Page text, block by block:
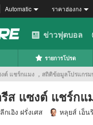
Automatic ราคาฮ่องกง
ข่าวฟุตบอล
รายการโปรด
ต์ แชร์กแมง ，สถิติข้อมูลโปรแกร
ส แซงต์ แชร์กแ
ลีกเอิง ฝรั่งเศส หลุยส์ เอ็น